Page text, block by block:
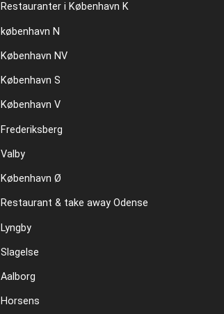
Restauranter i København K
københavn N
København NV
København S
København V
Frederiksberg
Valby
København Ø
Restaurant & take away Odense
Lyngby
Slagelse
Aalborg
Horsens